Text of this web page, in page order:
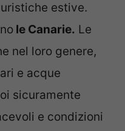
estive.
le Canarie. Le
nel loro genere,
e acque
sicuramente
e condizioni